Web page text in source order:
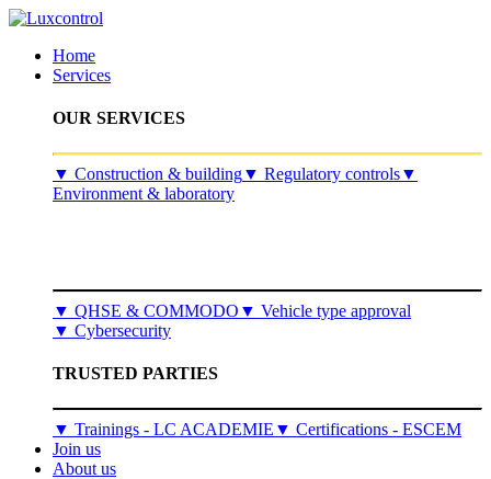
Home
Services
OUR SERVICES
​▼ Construction & building▼ Regulatory controls▼
Environment & laboratory
▼ QHSE & COMMODO ▼ Vehicle type approval
▼ Cybersecurity
TRUSTED PARTIES
▼ Trainings - LC ACADEMIE ▼ Certifications - ESCEM
Join us
About us